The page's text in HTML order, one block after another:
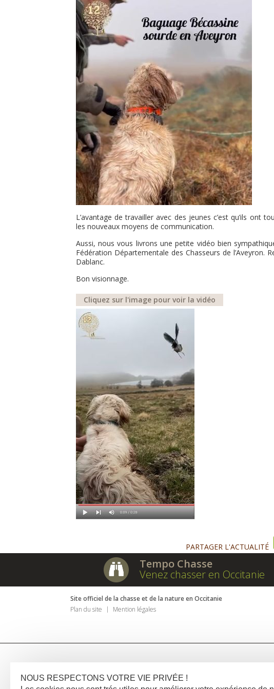
L’avantage de travailler avec des jeunes c’est qu’ils ont
les nouveaux moyens de communication.
Aussi, nous vous livrons une petite vidéo bien
Fédération Départementale des Chasseurs de l’Aveyron.
Dablanc.
Bon visionnage.
Cliquez sur l'image pour voir la vidéo
PARTAGER L'ACTUALITÉ
Tempo Chasse
Venez chasser en Occitanie
Site officiel de la chasse et de la nature en Occitanie
Plan du site
Mention légales
NOUS RESPECTONS VOTRE VIE PRIVÉE !